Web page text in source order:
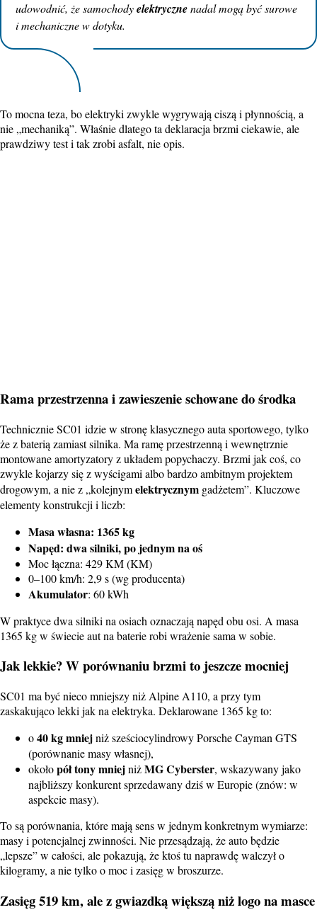
udowodnić, że samochodyelektrycznenadal mogą być surowe
i mechaniczne w dotyku.
To mocna teza, bo elektryki zwykle wygrywają ciszą i płynnością, a
nie „mechaniką”. Właśnie dlatego ta deklaracja brzmi ciekawie, ale
prawdziwy test i tak zrobi asfalt, nie opis.
Rama przestrzenna i zawieszenie schowane do środka
Technicznie SC01 idzie w stronę klasycznego auta sportowego, tylko
że z baterią zamiast silnika. Ma ramę przestrzenną i wewnętrznie
montowane amortyzatory z układem popychaczy. Brzmi jak coś, co
zwykle kojarzy się z wyścigami albo bardzo ambitnym projektem
drogowym, a nie z „kolejnymelektrycznym gadżetem”. Kluczowe
elementy konstrukcji i liczb:
Masa własna: 1365 kg
Napęd: dwa silniki, po jednym na oś
Moc łączna: 429 KM (KM)
0–100 km/h: 2,9 s (wg producenta)
Akumulator: 60 kWh
W praktyce dwa silniki na osiach oznaczają napęd obu osi. A masa
1365 kg w świecie aut na baterie robi wrażenie sama w sobie.
Jak lekkie? W porównaniu brzmi to jeszcze mocniej
SC01 ma być nieco mniejszy niż Alpine A110, a przy tym
zaskakująco lekki jak na elektryka. Deklarowane 1365 kg to:
o40 kg mniejniż sześciocylindrowy Porsche Cayman GTS
(porównanie masy własnej),
okołopół tony mniejniżMG Cyberster, wskazywany jako
najbliższy konkurent sprzedawany dziś w Europie (znów: w
aspekcie masy).
To są porównania, które mają sens w jednym konkretnym wymiarze:
masy i potencjalnej zwinności. Nie przesądzają, że auto będzie
„lepsze” w całości, ale pokazują, że ktoś tu naprawdę walczył o
kilogramy, a nie tylko o moc i zasięg w broszurze.
Zasięg 519 km, ale z gwiazdką większą niż logo na masce